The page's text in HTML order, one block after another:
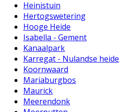
Heinistuin
Hertogswetering
Hooge Heide
Isabella - Gement
Kanaalpark
Karregat - Nulandse heide
Koornwaard
Mariaburgbos
Maurick
Meerendonk